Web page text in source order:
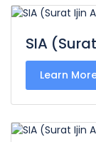
SIA
Learn